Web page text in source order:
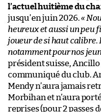
l’actuel huitième du
jusqu’en juin 2026.«
heureux et aussi un peu
joueur de si haut
notamment pour nos
président suisse, Ancillo
communiqué du club.
Mendy n’aura jamais
Morbihan et n’aura
reprises (pour 2 passes